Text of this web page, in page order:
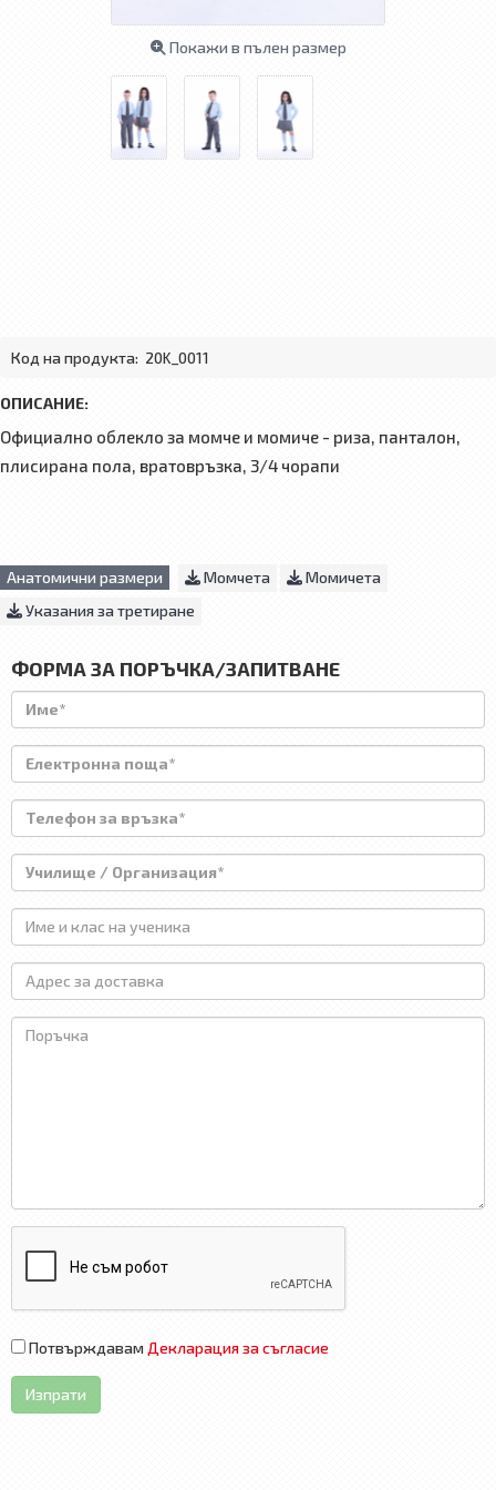
Покажи в пълен размер
Код на продукта: 20K_0011
ОПИСАНИЕ:
Официално облекло за момче и момиче - риза, панталон,
плисирана пола, вратовръзка, 3/4 чорапи
Анатомични размери Момчета
Момичета
Указания за третиране
ФОРМА ЗА ПОРЪЧКА/ЗАПИТВАНЕ
Потвърждавам Декларация за съгласие
Изпрати